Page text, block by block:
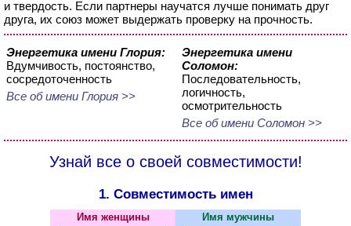
и твердость. Если партнеры научатся лучше понимать друг
друга, их союз может выдержать проверку на прочность.
Энергетика имени Глория:
Вдумчивость, постоянство,
сосредоточенность
Все об имени Глория >>
Энергетика имени
Соломон:
Последовательность,
логичность,
осмотрительность
Все об имени Соломон >>
Узнай все о своей совместимости!
1. Совместимость имен
Имя женщины Имя мужчины